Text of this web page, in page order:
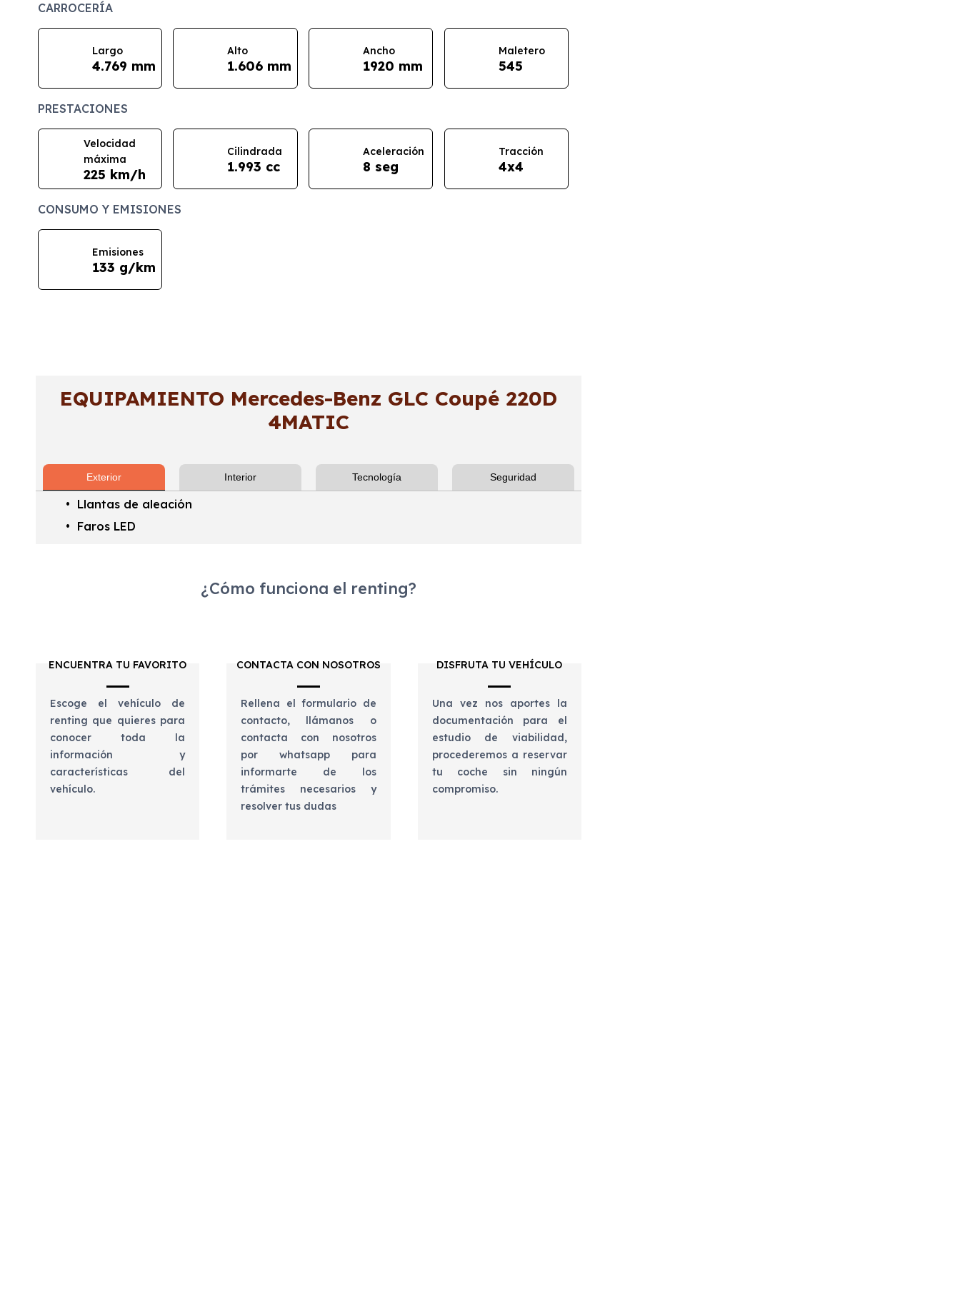
CARROCERÍA
Largo
4.769 mm
Alto
1.606 mm
Ancho
1920 mm
Maletero
545
PRESTACIONES
Velocidad
máxima
225 km/h
Cilindrada
1.993 cc
Aceleración
8 seg
Tracción
4x4
CONSUMO Y EMISIONES
Emisiones
133 g/km
EQUIPAMIENTO Mercedes-Benz GLC Coupé 220D
4MATIC
Exterior Interior Tecnología Seguridad
Llantas de aleación
Faros LED
¿Cómo funciona el renting?
ENCUENTRA TU FAVORITO
Escoge el vehículo de
renting que quieres para
conocer toda la
información y
características del
vehículo.
CONTACTA CON NOSOTROS
Rellena el formulario de
contacto, llámanos o
contacta con nosotros
por whatsapp para
informarte de los
trámites necesarios y
resolver tus dudas
DISFRUTA TU VEHÍCULO
Una vez nos aportes la
documentación para el
estudio de viabilidad,
procederemos a reservar
tu coche sin ningún
compromiso.